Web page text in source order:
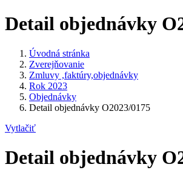
Detail objednávky
Úvodná stránka
Zverejňovanie
Zmluvy ,faktúry,objednávky
Rok 2023
Objednávky
Detail objednávky O2023/0175
Vytlačiť
Detail objednávky